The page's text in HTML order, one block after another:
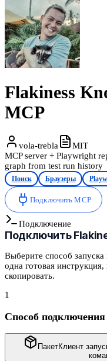
Flakiness
MCP
vola-trebla
MIT
MCP server + Playwright
graph from test run history
Поиск Браузеры
Подключить MCP
Подключение
Подключить
Выберите способ
одна готовая
скопировать.
1
Способ подключения
ПакетКлиент